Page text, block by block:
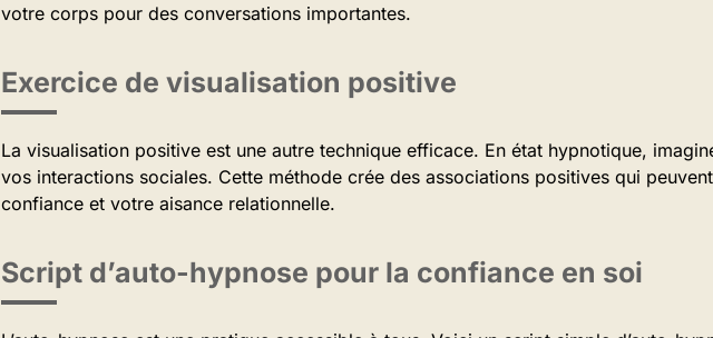
votre corps pour des conversations importantes.
Exercice de visualisation positive
La visualisation positive est une autre technique efficace. En état hypnotique,
vos interactions sociales. Cette méthode crée des associations positives qui
confiance et votre aisance relationnelle.
Script d’auto-hypnose pour la confiance en soi